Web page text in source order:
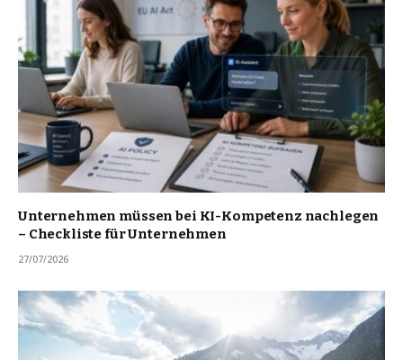
Unternehmen müssen bei KI-Kompetenz nachlegen
– Checkliste für Unternehmen
27/07/2026